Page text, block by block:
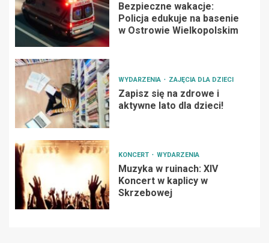
Bezpieczne wakacje:
Policja edukuje na basenie
w Ostrowie Wielkopolskim
WYDARZENIA ZAJĘCIA DLA DZIECI
Zapisz się na zdrowe i
aktywne lato dla dzieci!
KONCERT WYDARZENIA
Muzyka w ruinach: XIV
Koncert w kaplicy w
Skrzebowej